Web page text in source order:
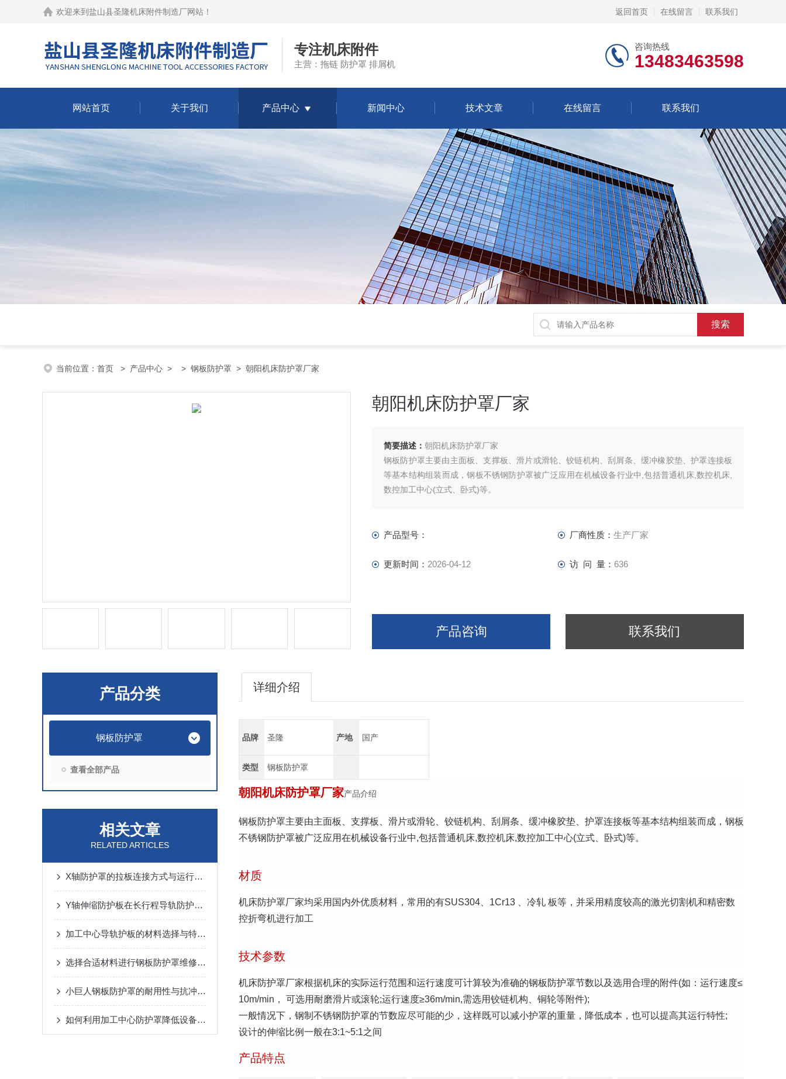
欢迎来到 盐山县圣隆机床附件制造厂网站 ！ 返回首页 在线留言 联系我们
专注机床附件
主营：拖链 防护罩 排屑机
咨询热线
13483463598
网站首页 关于我们 产品中心 新闻中心 技术文章 在线留言 联系我们
当前位置： 首页 > 产品中心 > > 钢板防护罩 > 朝阳机床防护罩厂家
朝阳机床防护罩厂家
简要描述： 朝阳机床防护罩厂家
钢板防护罩主要由主面板、支撑板、滑片或滑轮、铰链机构、刮屑条、缓冲橡胶垫、护罩连接板
等基本结构组装而成，钢板不锈钢防护罩被广泛应用在机械设备行业中,包括普通机床,数控机床,
数控加工中心(立式、卧式)等。
产品型号： 厂商性质： 生产厂家
更新时间： 2026-04-12 访 问 量： 636
产品咨询 联系我们
产品分类
钢板防护罩
查看全部产品
相关文章
RELATED ARTICLES
X轴防护罩的拉板连接方式与运行噪音控制
Y轴伸缩防护板在长行程导轨防护中的设计与应用
加工中心导轨护板的材料选择与特点说明
选择合适材料进行钢板防护罩维修与更换
小巨人钢板防护罩的耐用性与抗冲击性能分析
如何利用加工中心防护罩降低设备损耗？
详细介绍
品牌 圣隆 产地 国产
类型 钢板防护罩
朝阳机床防护罩厂家产品介绍
钢板防护罩主要由主面板、支撑板、滑片或滑轮、铰链机构、刮屑条、缓冲橡胶垫、护罩连接板等基本结构组装而成，钢板
不锈钢防护罩被广泛应用在机械设备行业中,包括普通机床,数控机床,数控加工中心(立式、卧式)等。
材质
机床防护罩厂家均采用国内外优质材料，常用的有SUS304、1Cr13 、冷轧 板等，并采用精度较高的激光切割机和精密数
控折弯机进行加工
技术参数
机床防护罩厂家根据机床的实际运行范围和运行速度可计算较为准确的钢板防护罩节数以及选用合理的附件(如：运行速度≤
10m/min， 可选用耐磨滑片或滚轮;运行速度≥36m/min,需选用铰链机构、铜轮等附件);
一般情况下，钢制不锈钢防护罩的节数应尽可能的少，这样既可以减小护罩的重量，降低成本，也可以提高其运行特性;
设计的伸缩比例一般在3:1~5:1之间
产品特点